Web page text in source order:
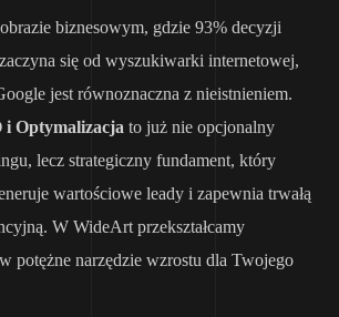
biznesowym, gdzie 93% decyzji
się od wyszukiwarki internetowej,
jest równoznaczna z nieistnieniem.
i Optymalizacja to już nie opcjonalny
lecz strategiczny fundament, który
wartościowe leady i zapewnia trwałą
W WideArt przekształcamy
potężne narzędzie wzrostu dla Twojego